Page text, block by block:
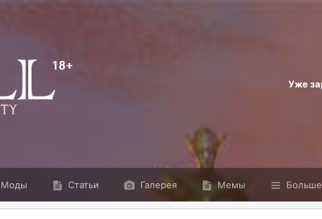
Уже
Моды Статьи Галерея Мемы Больше